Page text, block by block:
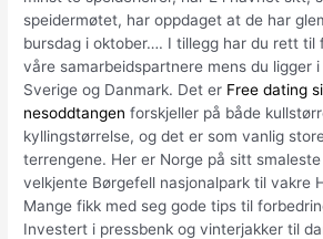
speidermøtet, har oppdaget at de har
bursdag i oktober…. I tillegg har du rett til
våre samarbeidspartnere mens du ligger
Sverige og Danmark. Det er Free dating
nesoddtangen forskjeller på både
kyllingstørrelse, og det er som vanlig
terrengene. Her er Norge på sitt
velkjente Børgefell nasjonalpark til vakre
Mange fikk med seg gode tips til
Investert i pressbenk og vinterjakker til